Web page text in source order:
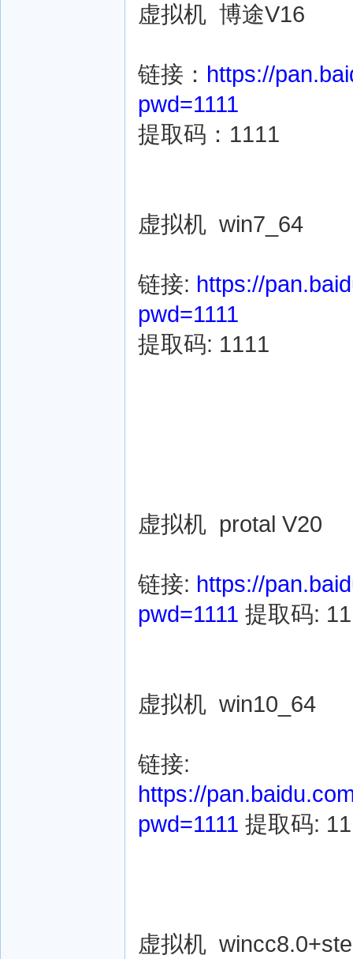
虚拟机 博途V16
链接： https://
pwd=1111
提取码：1111
虚拟机 win7_64
链接: https://
pwd=1111
提取码: 1111
虚拟机 protal V20
链接: https://
pwd=1111 提取码:
虚拟机 win10_64
链接:
https://
pwd=1111 提取码:
虚拟机